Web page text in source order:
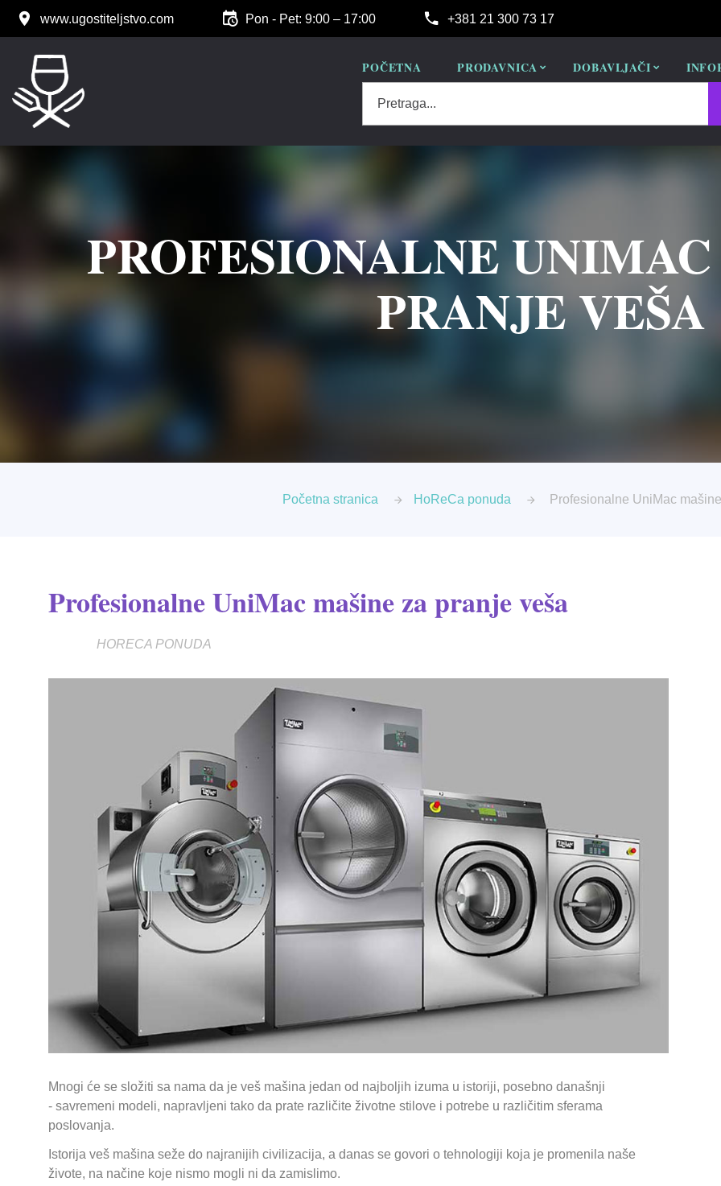
www.ugostiteljstvo.com Pon - Pet: 9:00 – 17:00 +381 21 300 73 17
POČETNA PRODAVNICA DOBAVLJAČI
Pretraga...
PROFESIONALNE
PRANJE VEŠA
Početna stranica HoReCa ponuda Profesionalne UniMac
Profesionalne UniMac mašine za pranje veša
HORECA PONUDA
Mnogi će se složiti sa nama da je veš mašina jedan od najboljih izuma u istoriji, posebno današnji
- savremeni modeli, napravljeni tako da prate različite životne stilove i potrebe u različitim sferama
poslovanja.
Istorija veš mašina seže do najranijih civilizacija, a danas se govori o tehnologiji koja je promenila naše
živote, na načine koje nismo mogli ni da zamislimo.